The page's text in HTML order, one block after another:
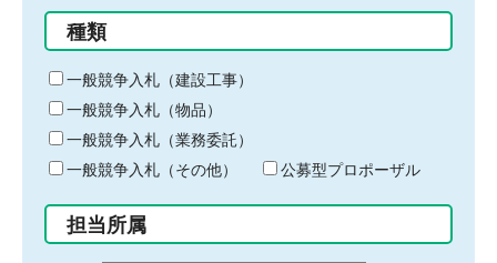
る
キ
ー
ワ
ー
ド
入
力
種類
一般競争入札（建設工事）
一般競争入札（物品）
一般競争入札（業務委託）
一般競争入札（その他）
公募型プロポーザル
担当所属